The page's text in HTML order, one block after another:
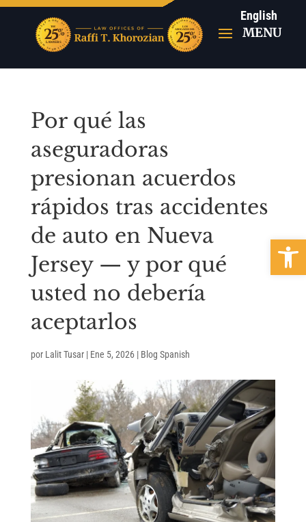
Abrir
English
Por qué las
aseguradoras
presionan acuerdos
rápidos tras accidentes
de auto en Nueva
Jersey — y por qué
usted no debería
aceptarlos
por Lalit Tusar| Ene 5, 2026| Blog Spanish